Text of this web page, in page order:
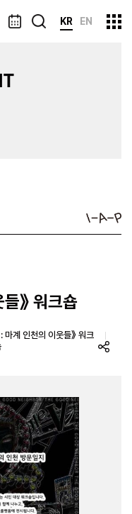
KR EN
》 워크숍
마계 인천의 이웃들》 워크